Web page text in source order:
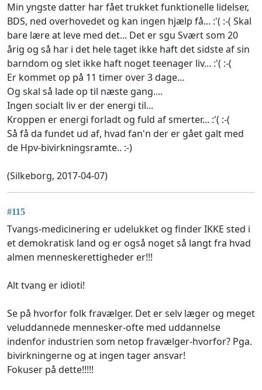
Min yngste datter har fået trukket funktionelle lidelser,
BDS, ned overhovedet og kan ingen hjælp få... :'( :-( Skal
bare lære at leve med det... Det er sgu Svært som 20
årig og så har i det hele taget ikke haft det sidste af sin
barndom og slet ikke haft noget teenager liv... :'( :-(
Er kommet op på 11 timer over 3 dage...
Og skal så lade op til næste gang....
Ingen socialt liv er der energi til...
Kroppen er energi forladt og fuld af smerter... :'( :-(
Så få da fundet ud af, hvad fan'n der er gået galt med
de Hpv-bivirkningsramte.. :-)
(Silkeborg, 2017-04-07)
#115
Tvangs-medicinering er udelukket og finder IKKE sted i
et demokratisk land og er også noget så langt fra hvad
almen menneskerettigheder er!!!
Alt tvang er idioti!
Se på hvorfor folk fravælger. Det er selv læger og meget
veluddannede mennesker-ofte med uddannelse
indenfor industrien som netop fravælger-hvorfor? Pga.
bivirkningerne og at ingen tager ansvar!
Fokuser på dette!!!!!